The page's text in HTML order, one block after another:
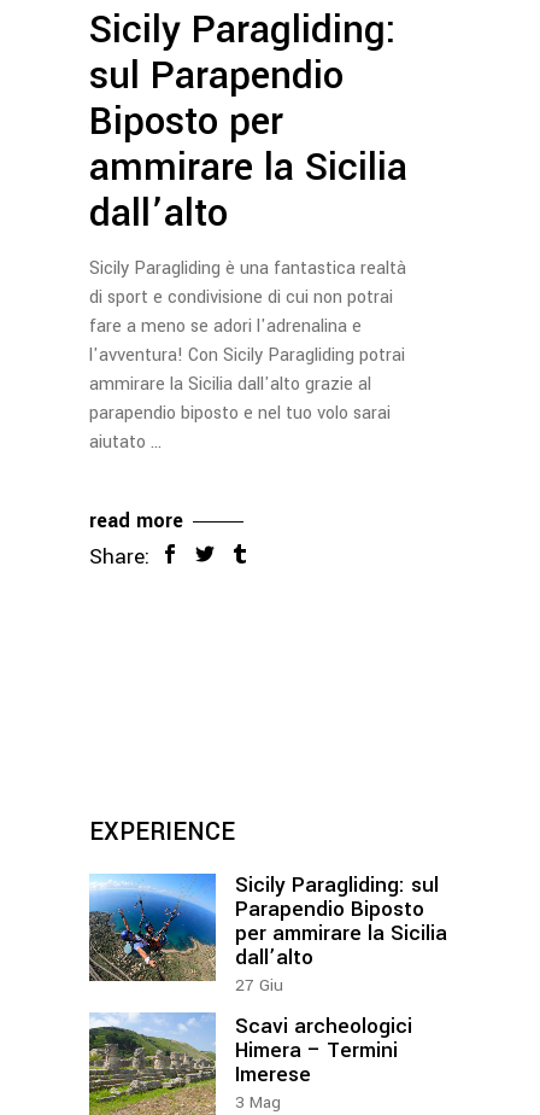
Sicily Paragliding:
sul Parapendio
Biposto per
ammirare la Sicilia
dall’alto
Sicily Paragliding è una fantastica realtà
di sport e condivisione di cui non potrai
fare a meno se adori l'adrenalina e
l'avventura! Con Sicily Paragliding potrai
ammirare la Sicilia dall'alto grazie al
parapendio biposto e nel tuo volo sarai
aiutato
read more
Share:
EXPERIENCE
Sicily Paragliding: sul
Parapendio Biposto
per ammirare la Sicilia
dall’alto
27 Giu
Scavi archeologici
Himera – Termini
Imerese
3 Mag